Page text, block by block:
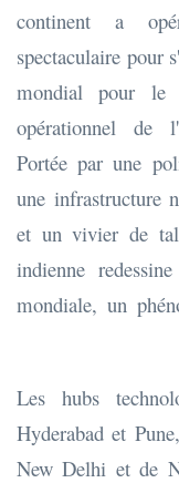
continent a
spectaculaire pour
mondial pour le
opérationnel de
Portée par une
une infrastructure
et un vivier de
indienne
mondiale, un
Les hubs
Hyderabad et
New Delhi et de